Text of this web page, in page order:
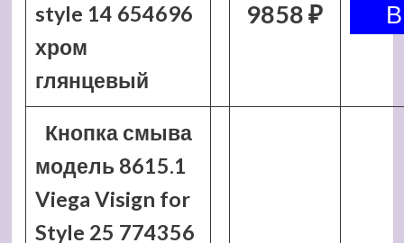
style 14 654696
хром
глянцевый
9858 ₽
Кнопка смыва
модель 8615.1
Viega Visign for
Style 25 774356